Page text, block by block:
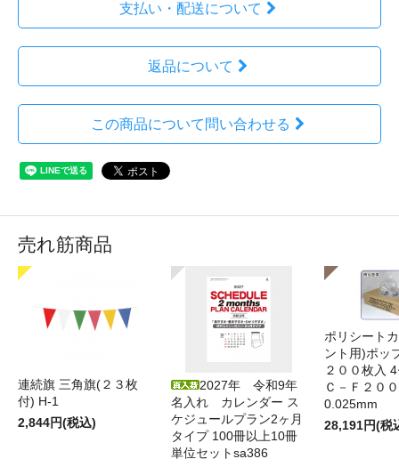
支払い・配送について
返品について
この商品について問い合わせる
売れ筋商品
連続旗 三角旗(２３枚
付) H-1
2,844円(税込)
2027年 令和9年
名入れ カレンダー ス
ケジュールプラン2ヶ月
タイプ 100冊以上10冊
単位セットsa386
ポリシート
ント用)ポッ
２００枚入
Ｃ－Ｆ２０
0.025mm
28,191円(税